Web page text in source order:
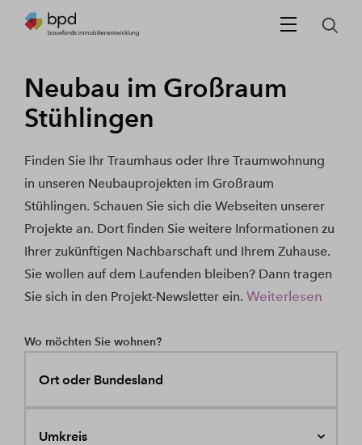
Neubau im Großraum
Stühlingen
Finden Sie Ihr Traumhaus oder Ihre Traumwohnung
in unseren Neubauprojekten im Großraum
Stühlingen. Schauen Sie sich die Webseiten unserer
Projekte an. Dort finden Sie weitere Informationen zu
Ihrer zukünftigen Nachbarschaft und Ihrem Zuhause.
Sie wollen auf dem Laufenden bleiben? Dann tragen
Sie sich in den Projekt-Newsletter ein. Weiterlesen
Wo möchten Sie wohnen?
Ort oder Bundesland
Umkreis